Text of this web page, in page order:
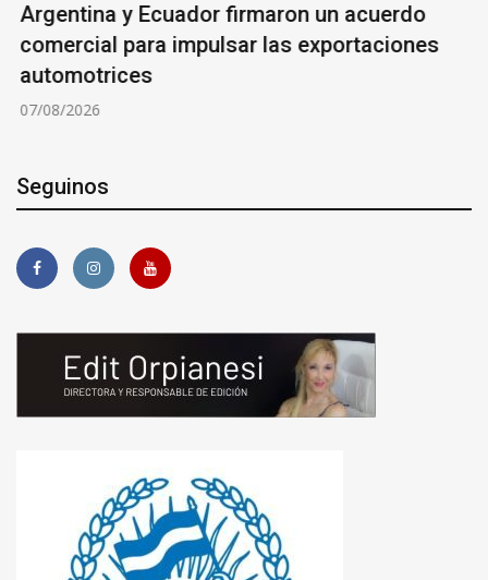
Argentina y Ecuador firmaron un acuerdo
comercial para impulsar las exportaciones
automotrices
07/08/2026
Seguinos